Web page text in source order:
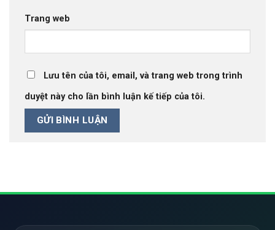
Trang web
Lưu tên của tôi, email, và trang web trong trình
duyệt này cho lần bình luận kế tiếp của tôi.